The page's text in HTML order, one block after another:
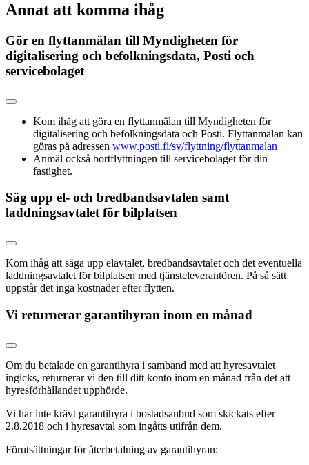
Annat att komma ihåg
Gör en flyttanmälan till Myndigheten för
digitalisering och befolkningsdata, Posti och
servicebolaget
Kom ihåg att göra en flyttanmälan till Myndigheten för
digitalisering och befolkningsdata och Posti. Flyttanmälan kan
göras på adressen www.posti.fi/sv/flyttning/flyttanmalan
Anmäl också bortflyttningen till servicebolaget för din
fastighet.
Säg upp el- och bredbandsavtalen samt
laddningsavtalet för bilplatsen
Kom ihåg att säga upp elavtalet, bredbandsavtalet och det eventuella
laddningsavtalet för bilplatsen med tjänsteleverantören. På så sätt
uppstår det inga kostnader efter flytten.
Vi returnerar garantihyran inom en månad
Om du betalade en garantihyra i samband med att hyresavtalet
ingicks, returnerar vi den till ditt konto inom en månad från det att
hyresförhållandet upphörde.
Vi har inte krävt garantihyra i bostadsanbud som skickats efter
2.8.2018 och i hyresavtal som ingåtts utifrån dem.
Förutsättningar för återbetalning av garantihyran: